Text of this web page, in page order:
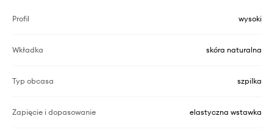
Profil wysoki
Wkładka skóra naturalna
Typ obcasa szpilka
Zapięcie i dopasowanie elastyczna wstawka